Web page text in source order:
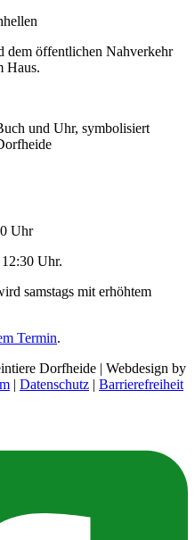
dem öffentlichen Nahverkehr
Haus.
Uhr
Uhr.
samstags mit erhöhtem
Termin.
Dorfheide | Webdesign by
| Datenschutz | Barrierefreiheit